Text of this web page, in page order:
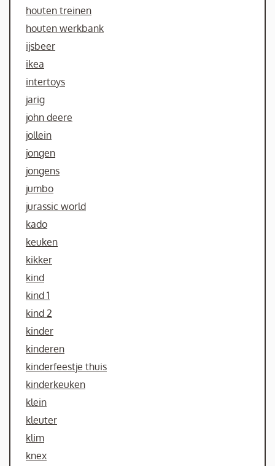
houten treinen
houten werkbank
ijsbeer
ikea
intertoys
jarig
john deere
jollein
jongen
jongens
jumbo
jurassic world
kado
keuken
kikker
kind
kind 1
kind 2
kinder
kinderen
kinderfeestje thuis
kinderkeuken
klein
kleuter
klim
knex